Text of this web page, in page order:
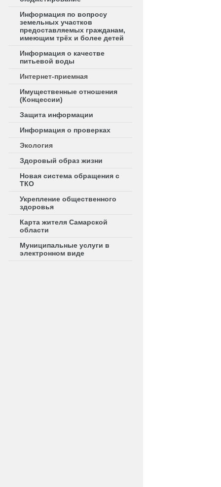
Информация по вопросу
земельных участков
предоставляемых гражданам,
имеющим трёх и более детей
Информация о качестве
питьевой воды
Интернет-приемная
Имущественные отношения
(Концессии)
Защита информации
Информация о проверках
Экология
Здоровый образ жизни
Новая система обращения с
ТКО
Укрепление общественного
здоровья
Карта жителя Самарской
области
Муниципальные услуги в
электронном виде